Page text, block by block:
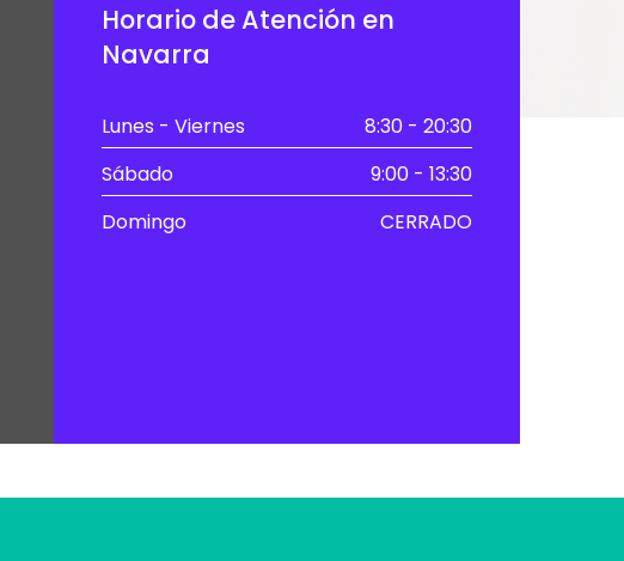
Horario de Atención en
Navarra
Lunes - Viernes
8:30 - 20:30
Sábado
9:00 - 13:30
Domingo
CERRADO